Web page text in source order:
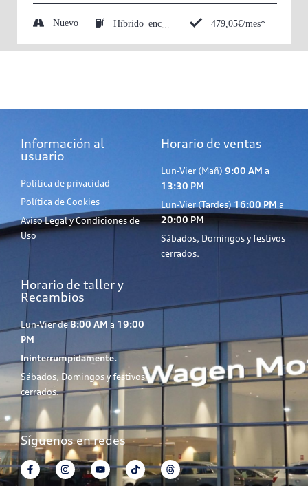
Nuevo 479,05€/mes*
Información al
usuario
Política de privacidad
Política de Cookies
Aviso Legal y Condiciones de
Uso
Horario de ventas
Lun-Vier (Mañ) 9:00 AM a
13:30 PM
Lun-Vier (Tardes)16:00 PM a
20:00 PM
Sábados, Domingos y festivos
cerrados.
Horario de taller y
Recambios
Lun-Vier de8:00 AM a 19:00
PM
Ininterrumpidamente.
Sábados, Domingos y festivos
cerrados.
Síguenos en redes